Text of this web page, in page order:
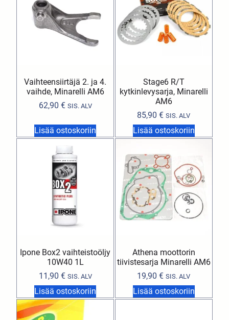
Vaihteensiirtäjä 2. ja 4.
vaihde, Minarelli AM6
62,90 € SIS. ALV
Lisää ostoskoriin
Stage6 R/T
kytkinlevysarja, Minarelli
AM6
85,90€ SIS. ALV
Lisää ostoskoriin
Ipone Box2 vaihteistoöljy
10W40 1L
11,90 € SIS. ALV
Lisää ostoskoriin
Athena moottorin
tiivistesarja Minarelli AM6
19,90€ SIS. ALV
Lisää ostoskoriin